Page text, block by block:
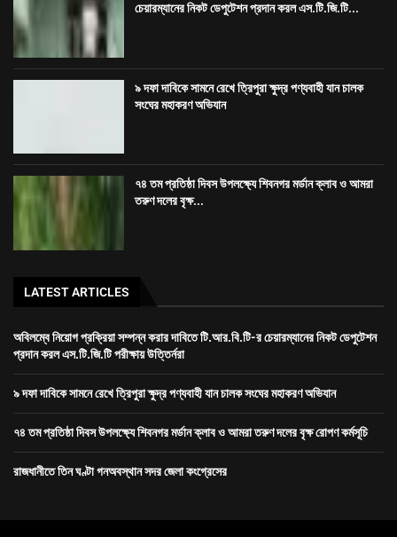
চেয়ারম্যানের নিকট ডেপুটেশন প্রদান করল এস.টি.জি.টি...
৯ দফা দাবিকে সামনে রেখে ত্রিপুরা ক্ষুদ্র পণ্যবাহী যান চালক
সংঘের মহাকরণ অভিযান
৭৪ তম প্রতিষ্ঠা দিবস উপলক্ষ্যে শিবনগর মর্ডান ক্লাব ও আমরা
তরুণ দলের বৃক্ষ...
LATEST ARTICLES
অবিলম্বে নিয়োগ প্রক্রিয়া সম্পন্ন করার দাবিতে টি.আর.বি.টি-র চেয়ারম্যানের নিকট ডেপুটেশন
প্রদান করল এস.টি.জি.টি পরীক্ষায় উত্তির্নরা
৯ দফা দাবিকে সামনে রেখে ত্রিপুরা ক্ষুদ্র পণ্যবাহী যান চালক সংঘের মহাকরণ অভিযান
৭৪ তম প্রতিষ্ঠা দিবস উপলক্ষ্যে শিবনগর মর্ডান ক্লাব ও আমরা তরুণ দলের বৃক্ষ রোপণ কর্মসূচি
রাজধানীতে তিন ঘণ্টা গনঅবস্থান সদর জেলা কংগ্রেসের